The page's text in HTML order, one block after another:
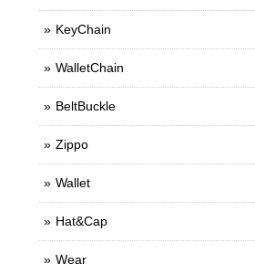
KeyChain
WalletChain
BeltBuckle
Zippo
Wallet
Hat&Cap
Wear